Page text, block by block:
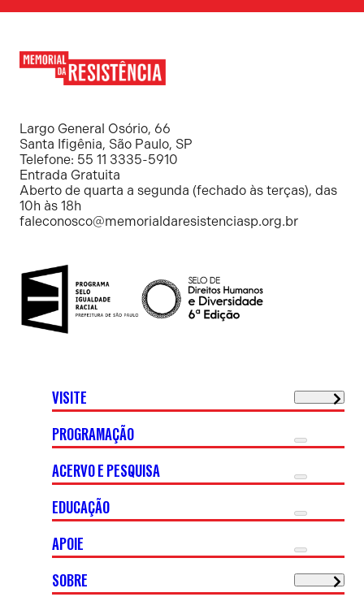
Resistência
Largo General Osório, 66
Santa Ifigênia, São Paulo, SP
Telefone: 55 11 3335-5910
Entrada Gratuita
Aberto de quarta a segunda (fechado às terças), das
10h às 18h
faleconosco@memorialdaresistenciasp.org.br
VISITE
PROGRAMAÇÃO
ACERVO E PESQUISA
EDUCAÇÃO
APOIE
SOBRE